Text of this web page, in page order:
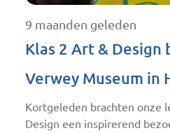
9 maanden geleden
Klas 2 Art & Design
Verwey Museum in
Kortgeleden brachten onze
Design een inspirerend